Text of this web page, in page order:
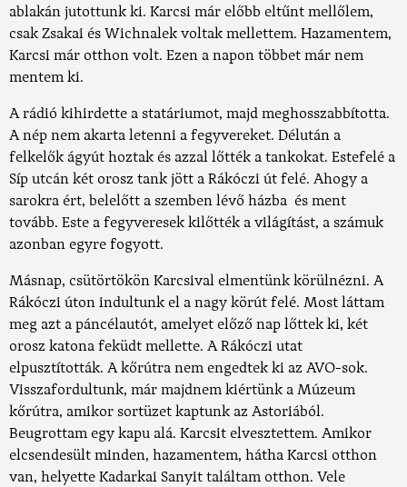
ablakán jutottunk ki. Karcsi már előbb eltűnt mellőlem,
csak Zsakai és Wichnalek voltak mellettem. Hazamentem,
Karcsi már otthon volt. Ezen a napon többet már nem
mentem ki.
A rádió kihirdette a statáriumot, majd meghosszabbította.
A nép nem akarta letenni a fegyvereket. Délután a
felkelők ágyút hoztak és azzal lőtték a tankokat. Estefelé a
Síp utcán két orosz tank jött a Rákóczi út felé. Ahogy a
sarokra ért, belelőtt a szemben lévő házba és ment
tovább. Este a fegyveresek kilőtték a világítást, a számuk
azonban egyre fogyott.
Másnap, csütörtökön Karcsival elmentünk körülnézni. A
Rákóczi úton indultunk el a nagy körút felé. Most láttam
meg azt a páncélautót, amelyet előző nap lőttek ki, két
orosz katona feküdt mellette. A Rákóczi utat
elpusztították. A kőrútra nem engedtek ki az AVO-sok.
Visszafordultunk, már majdnem kiértünk a Múzeum
kőrútra, amikor sortüzet kaptunk az Astoriából.
Beugrottam egy kapu alá. Karcsit elvesztettem. Amikor
elcsendesült minden, hazamentem, hátha Karcsi otthon
van, helyette Kadarkai Sanyit találtam otthon. Vele